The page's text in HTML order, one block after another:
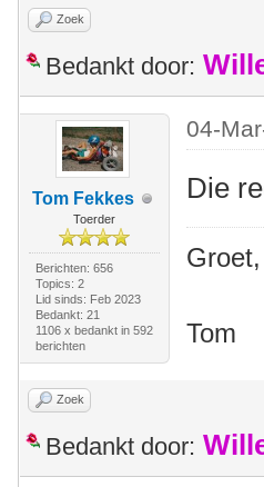
Zoek
Bedankt door:
Tom Fekkes
Toerder
Berichten: 656
Topics: 2
Lid sinds: Feb 2023
Bedankt: 21
1106 x bedankt in 592
berichten
04-
Die
Groet,
Tom
Zoek
Bedankt door: